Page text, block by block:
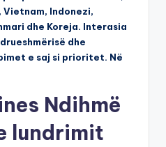
Vietnam, Indonezi,
dhe Koreja. Interasia
dhe
e saj si prioritet. Në
Ndihmë
lundrimit